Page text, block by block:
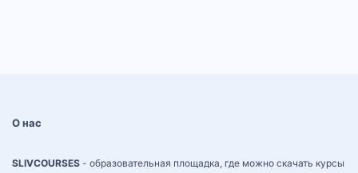
О нас
SLIVCOURSES - образовательная площадка, где можно скачать курсы